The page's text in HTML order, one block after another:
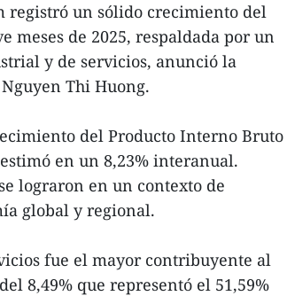
registró un sólido crecimiento del
meses de 2025, respaldada por un
y de servicios, anunció la
Thi Huong.
del Producto Interno Bruto
en un 8,23% interanual.
lograron en un contexto de
global y regional.
fue el mayor contribuyente al
8,49% que representó el 51,59%